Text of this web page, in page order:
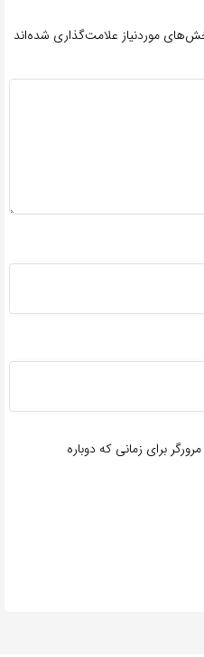
موردنیاز علامت‌گذاری شده‌اند
برای زمانی که دوباره